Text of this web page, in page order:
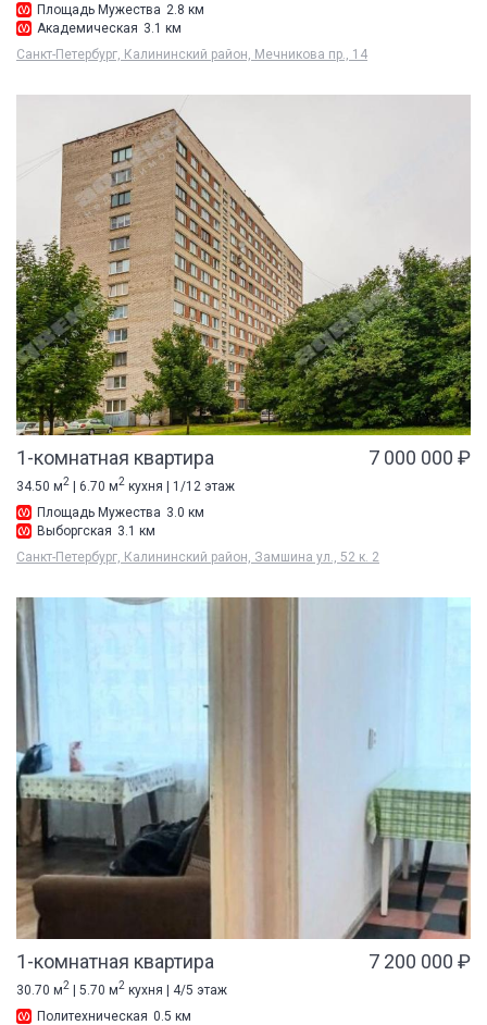
Площадь Мужества 2.8 км
Академическая 3.1 км
Санкт-Петербург, Калининский район, Мечникова пр., 14
1-комнатная квартира 7 000 000 ₽
34.50 м2 | 6.70 м2 кухня | 1/12 этаж
Площадь Мужества 3.0 км
Выборгская 3.1 км
Санкт-Петербург, Калининский район, Замшина ул., 52 к. 2
1-комнатная квартира 7 200 000 ₽
30.70 м2 | 5.70 м2 кухня | 4/5 этаж
Политехническая 0.5 км